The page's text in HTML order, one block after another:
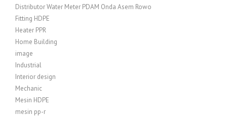
Distributor Water Meter PDAM Onda Asem Rowo
Fitting HDPE
Heater PPR
Home Building
image
Industrial
Interior design
Mechanic
Mesin HDPE
mesin pp-r